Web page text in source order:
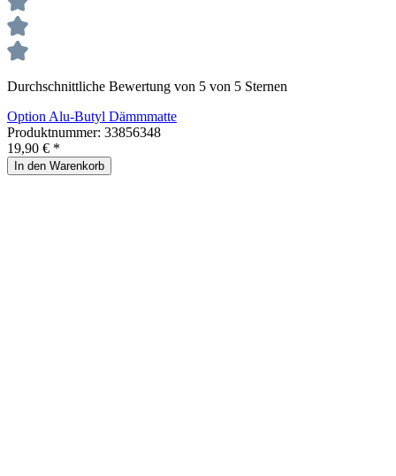
Durchschnittliche Bewertung von 5 von 5 Sternen
Option Alu-Butyl Dämmmatte
Produktnummer: 33856348
19,90 € *
In den Warenkorb